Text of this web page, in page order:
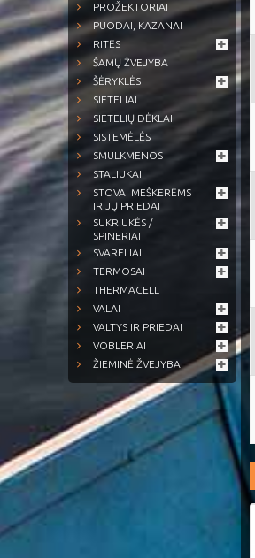
PROŽEKTORIAI
PUODAI, KAZANAI
RITĖS
ŠAMŲ ŽVEJYBA
ŠĖRYKLĖS
SIETELIAI
SIETELIŲ DĖKLAI
SISTEMĖLĖS
SMULKMENOS
STALIUKAI
STOVAI MEŠKERĖMS
IR JŲ PRIEDAI
SUKRIUKĖS /
SPINERIAI
SVARELIAI
TERMOSAI
THERMACELL
VALAI
VALTYS IR PRIEDAI
VOBLERIAI
ŽIEMINĖ ŽVEJYBA